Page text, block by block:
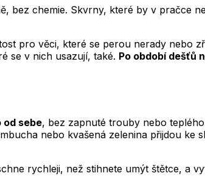
bez chemie. Skvrny, které by v pračce
pro věci, které se perou nerady nebo
se v nich usazují, také. Po období dešťů
sebe, bez zapnuté trouby nebo
nebo kvašená zelenina přijdou ke
rychleji, než stihnete umýt štětce, a